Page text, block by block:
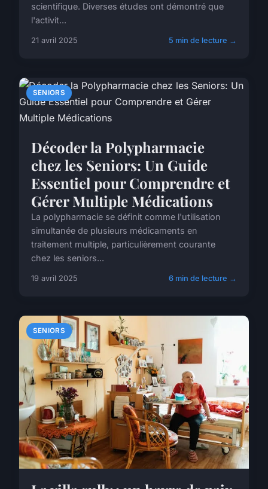
scientifique. Diverses études ont démontré que
l'activit...
21 avril 2025 5 min de lecture →
SENIORS
Décoder la Polypharmacie
chez les Seniors: Un Guide
Essentiel pour Comprendre et
Gérer Multiple Médications
La polypharmacie se définit comme l'utilisation
simultanée de plusieurs médicaments en
traitement multiple, particulièrement courante
chez les seniors...
19 avril 2025 6 min de lecture →
SENIORS